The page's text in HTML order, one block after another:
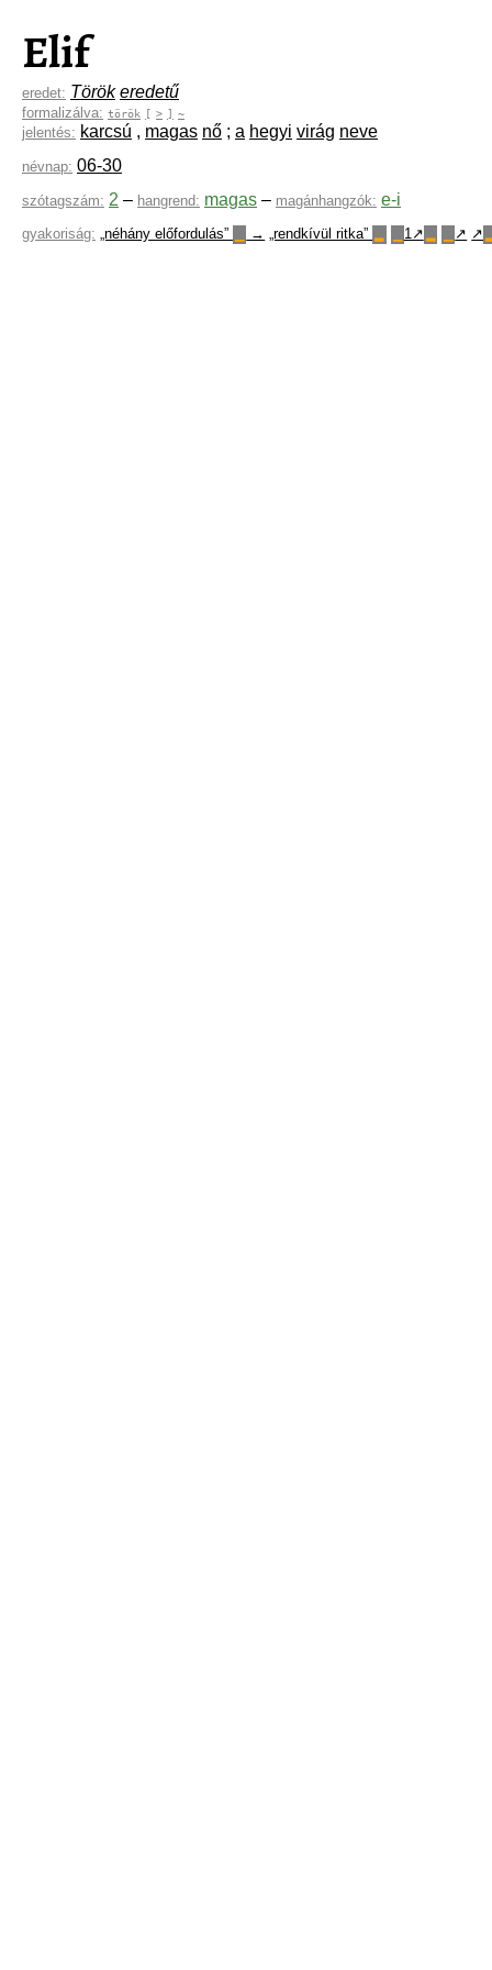
Elif
eredet: Török eredetű
formalizálva: török [ > ] ~
jelentés: karcsú , magas nő ; a hegyi virág neve
névnap: 06-30
szótagszám: 2 – hangrend: magas – magánhangzók: e-i
gyakoriság: „néhány előfordulás” → „rendkívül ritka” 1↗ ↗ ↗